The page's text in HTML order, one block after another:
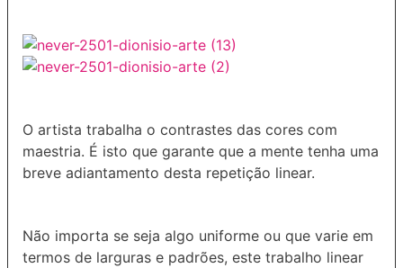
O artista trabalha o contrastes das cores com
maestria. É isto que garante que a mente tenha uma
breve adiantamento desta repetição linear.
Não importa se seja algo uniforme ou que varie em
termos de larguras e padrões, este trabalho linear